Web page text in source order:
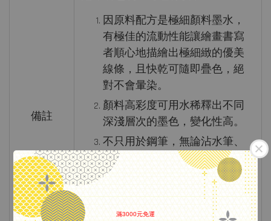
滿3000元免運
備註
因原料配方是極細顏料墨水，
有極佳的流動性能讓繪畫書寫
者順心地描繪出極細緻的優美
線條，且快乾可隨即疊色，絕
對不會暈染。
顏料高彩度可用水稀釋出不同
深淺層次的墨色，變化性高。
不只用於鋼筆，無論沾水筆、
水彩筆、水筆都適用。
防水、抗光、抗酒精
P.S. 為維持持久書穩定的書寫品質，